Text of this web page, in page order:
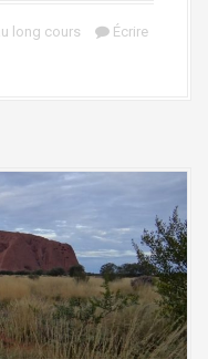
long cours
Écrire